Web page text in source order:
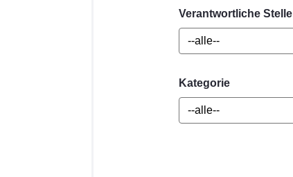
Verantwortliche Stelle
Kategorie